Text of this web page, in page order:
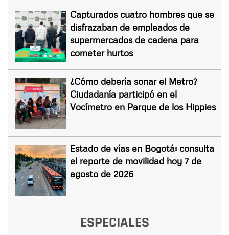
Capturados cuatro hombres que se
disfrazaban de empleados de
supermercados de cadena para
cometer hurtos
¿Cómo debería sonar el Metro?
Ciudadanía participó en el
Vocímetro en Parque de los Hippies
Estado de vías en Bogotá: consulta
el reporte de movilidad hoy 7 de
agosto de 2026
ESPECIALES